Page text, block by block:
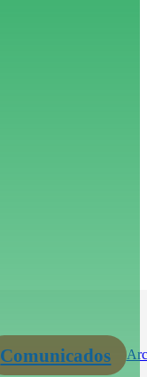
Comunicados